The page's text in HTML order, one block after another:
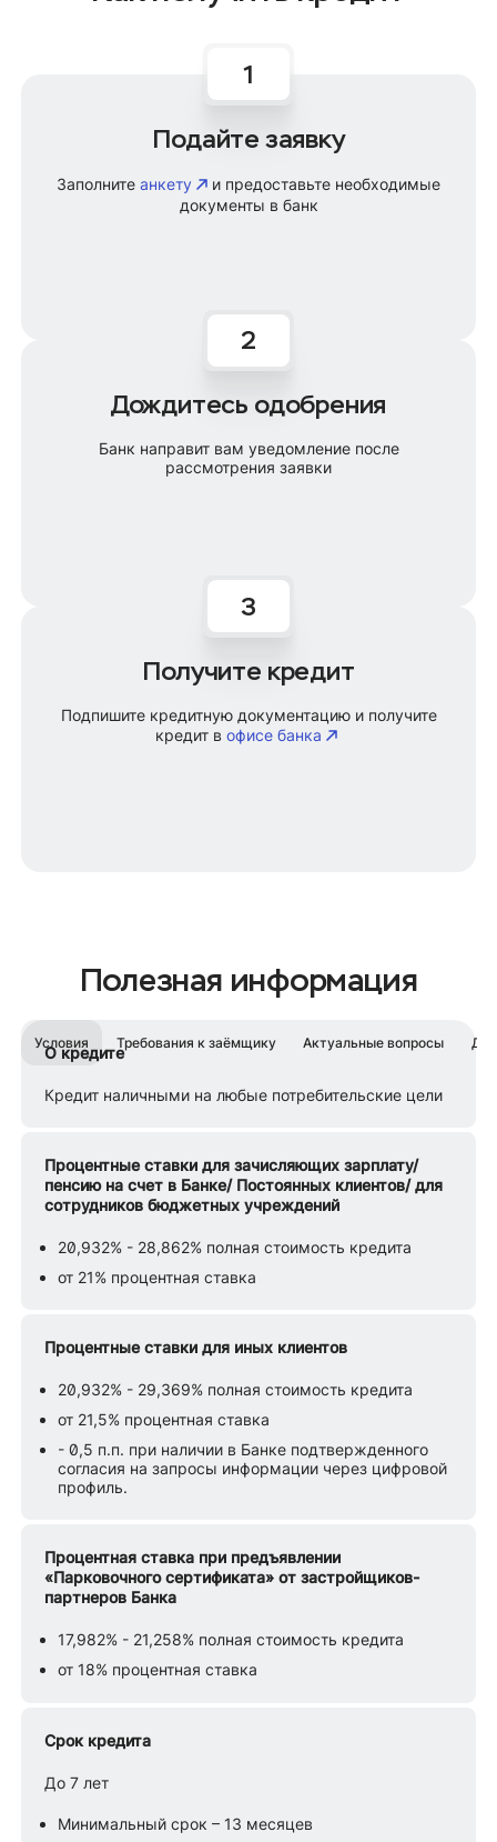
Подайте заявку
Заполните анкету
и предоставьте необходимые
документы в банк
Дождитесь одобрения
Банк направит вам уведомление после
рассмотрения заявки
Получите кредит
Подпишите кредитную документацию и получите
кредит в офисе банка
Полезная информация
Условия Требования к заёмщику Актуальные вопросы
О кредите
Кредит наличными на любые потребительские цели
Процентные ставки для зачисляющих зарплату/
пенсию на счет в Банке/ Постоянных клиентов/ для
сотрудников бюджетных учреждений
20,932% - 28,862% полная стоимость кредита
от 21% процентная ставка
Процентные ставки для иных клиентов
20,932% - 29,369% полная стоимость кредита
от 21,5% процентная ставка
- 0,5 п.п. при наличии в Банке подтвержденного
согласия на запросы информации через цифровой
профиль.
Процентная ставка при предъявлении
«Парковочного сертификата» от застройщиков-
партнеров Банка
17,982% - 21,258% полная стоимость кредита
от 18% процентная ставка
Срок кредита
До 7 лет
Минимальный срок – 13 месяцев